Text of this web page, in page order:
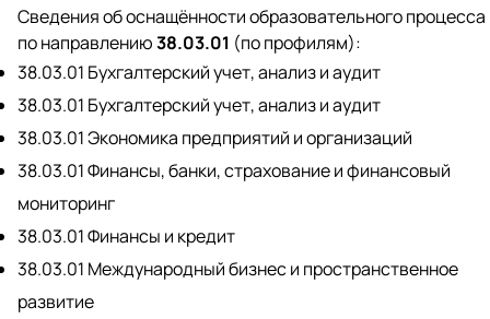
Сведения об оснащённости образовательного процесса
по направлению38.03.01 (по профилям):
38.03.01 Бухгалтерский учет, анализ и аудит
38.03.01 Бухгалтерский учет, анализ и аудит
38.03.01 Экономика предприятий и организаций
38.03.01 Финансы, банки, страхование и финансовый
мониторинг
38.03.01 Финансы и кредит
38.03.01 Международный бизнес и пространственное
развитие